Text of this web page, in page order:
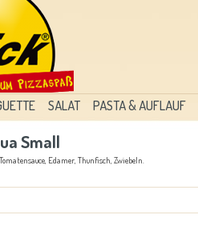
SALAT PASTA & AUFLAUF
Small
Edamer, Thunfisch, Zwiebeln.